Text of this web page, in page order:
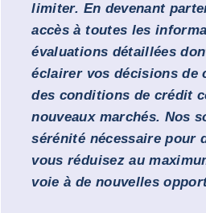
limiter. En devenant
accès à toutes les
évaluations détaillées
éclairer vos décisions de
des conditions de crédit
nouveaux marchés. Nos
sérénité nécessaire pour
vous réduisez au
voie à de nouvelles